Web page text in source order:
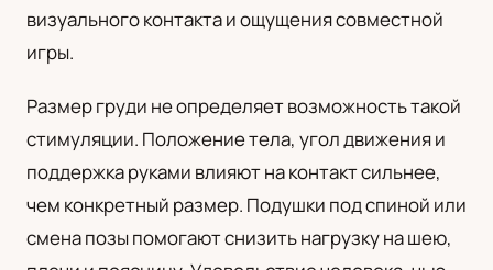
визуального контакта и ощущения совместной
игры.
Размер груди не определяет возможность такой
стимуляции. Положение тела, угол движения и
поддержка руками влияют на контакт сильнее,
чем конкретный размер. Подушки под спиной или
смена позы помогают снизить нагрузку на шею,